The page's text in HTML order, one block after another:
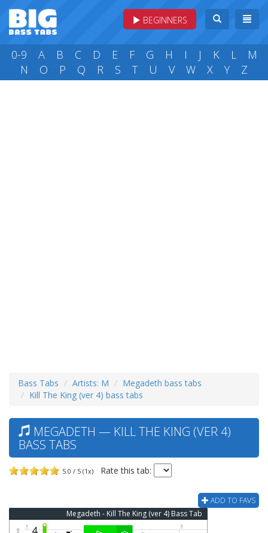
BEGINNERS
0-9 A B C D E F G H I J K L
M
N
O P Q R S T U V W X Y Z
Bass Tabs Artists: M
Megadeth bass tabs
Kill The King (ver 4) bass tabs
MEGADETH — KILL THE KING (VER 4)
BASS TABS
5.0 / 5 (1x) Rate this tab:
ADD TO FAVS
Megadeth - Kill The King (ver 4) Bass Tab